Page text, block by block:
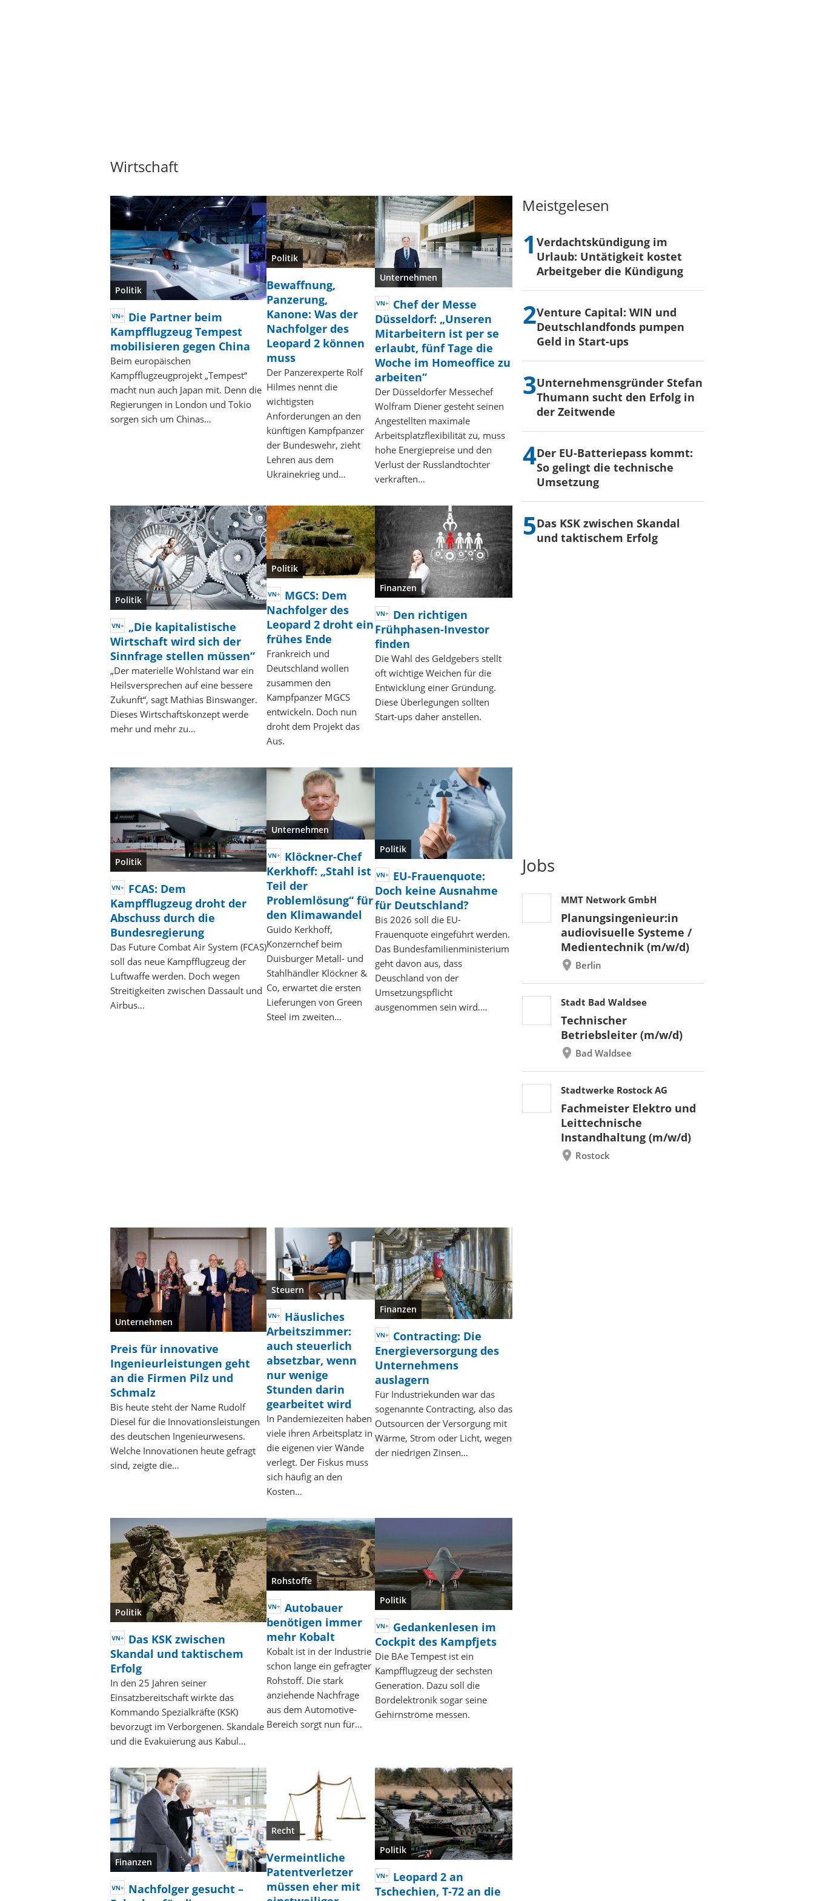
Wirtschaft
Politik
Die Partner beim
Kampfflugzeug Tempest
mobilisieren gegen China
Beim europäischen
Kampfflugzeugprojekt „Tempest“
macht nun auch Japan mit. Denn die
Regierungen in London und Tokio
sorgen sich um Chinas…
Politik
Bewaffnung,
Panzerung,
Kanone: Was der
Nachfolger des
Leopard 2 können
muss
Der Panzerexperte Rolf
Hilmes nennt die
wichtigsten
Anforderungen an den
künftigen Kampfpanzer
der Bundeswehr, zieht
Lehren aus dem
Ukrainekrieg und…
Unternehmen
Chef der Messe
Düsseldorf: „Unseren
Mitarbeitern ist per se
erlaubt, fünf Tage die
Woche im Homeoffice zu
arbeiten“
Der Düsseldorfer Messechef
Wolfram Diener gesteht seinen
Angestellten maximale
Arbeitsplatzflexibilität zu, muss
hohe Energiepreise und den
Verlust der Russlandtochter
verkraften…
Politik
„Die kapitalistische
Wirtschaft wird sich der
Sinnfrage stellen müssen“
„Der materielle Wohlstand war ein
Heilsversprechen auf eine bessere
Zukunft“, sagt Mathias Binswanger.
Dieses Wirtschaftskonzept werde
mehr und mehr zu…
Politik
MGCS: Dem
Nachfolger des
Leopard 2 droht ein
frühes Ende
Frankreich und
Deutschland wollen
zusammen den
Kampfpanzer MGCS
entwickeln. Doch nun
droht dem Projekt das
Aus.
Finanzen
Den richtigen
Frühphasen-Investor
finden
Die Wahl des Geldgebers stellt
oft wichtige Weichen für die
Entwicklung einer Gründung.
Diese Überlegungen sollten
Start-ups daher anstellen.
Politik
FCAS: Dem
Kampfflugzeug droht der
Abschuss durch die
Bundesregierung
Das Future Combat Air System (FCAS)
soll das neue Kampfflugzeug der
Luftwaffe werden. Doch wegen
Streitigkeiten zwischen Dassault und
Airbus…
Unternehmen
Klöckner-Chef
Kerkhoff: „Stahl ist
Teil der
Problemlösung“ für
den Klimawandel
Guido Kerkhoff,
Konzernchef beim
Duisburger Metall- und
Stahlhändler Klöckner &
Co, erwartet die ersten
Lieferungen von Green
Steel im zweiten…
Politik
EU-Frauenquote:
Doch keine Ausnahme
für Deutschland?
Bis 2026 soll die EU-
Frauenquote eingeführt werden.
Das Bundesfamilienministerium
geht davon aus, dass
Deuschland von der
Umsetzungspflicht
ausgenommen sein wird.…
Unternehmen
Preis für innovative
Ingenieurleistungen geht
an die Firmen Pilz und
Schmalz
Bis heute steht der Name Rudolf
Diesel für die Innovationsleistungen
des deutschen Ingenieurwesens.
Welche Innovationen heute gefragt
sind, zeigte die…
Steuern
Häusliches
Arbeitszimmer:
auch steuerlich
absetzbar, wenn
nur wenige
Stunden darin
gearbeitet wird
In Pandemiezeiten haben
viele ihren Arbeitsplatz in
die eigenen vier Wände
verlegt. Der Fiskus muss
sich häufig an den
Kosten…
Finanzen
Contracting: Die
Energieversorgung des
Unternehmens
auslagern
Für Industriekunden war das
sogenannte Contracting, also das
Outsourcen der Versorgung mit
Wärme, Strom oder Licht, wegen
der niedrigen Zinsen…
Politik
Das KSK zwischen
Skandal und taktischem
Erfolg
In den 25 Jahren seiner
Einsatzbereitschaft wirkte das
Kommando Spezialkräfte (KSK)
bevorzugt im Verborgenen. Skandale
und die Evakuierung aus Kabul…
Rohstoffe
Autobauer
benötigen immer
mehr Kobalt
Kobalt ist in der Industrie
schon lange ein gefragter
Rohstoff. Die stark
anziehende Nachfrage
aus dem Automotive-
Bereich sorgt nun für…
Politik
Gedankenlesen im
Cockpit des Kampfjets
Die BAe Tempest ist ein
Kampfflugzeug der sechsten
Generation. Dazu soll die
Bordelektronik sogar seine
Gehirnströme messen.
Finanzen
Nachfolger gesucht –
Recht
Vermeintliche
Patentverletzer
müssen eher mit
Politik
Leopard 2 an
Tschechien, T-72 an die
Meistgelesen
Verdachtskündigung im
Urlaub: Untätigkeit kostet
Arbeitgeber die Kündigung
Venture Capital: WIN und
Deutschlandfonds pumpen
Geld in Start-ups
Unternehmensgründer Stefan
Thumann sucht den Erfolg in
der Zeitwende
Der EU-Batteriepass kommt:
So gelingt die technische
Umsetzung
Das KSK zwischen Skandal
und taktischem Erfolg
Jobs
MMT Network GmbH
Planungsingenieur:in
audiovisuelle Systeme /
Medientechnik (m/w/d)
Berlin
Stadt Bad Waldsee
Technischer
Betriebsleiter (m/w/d)
Bad Waldsee
Stadtwerke Rostock AG
Fachmeister Elektro und
Leittechnische
Instandhaltung (m/w/d)
Rostock